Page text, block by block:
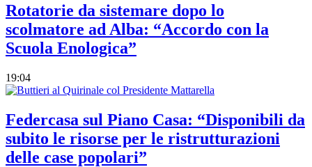
Rotatorie da sistemare dopo lo
scolmatore ad Alba: “Accordo con la
Scuola Enologica”
19:04
Federcasa sul Piano Casa: “Disponibili da
subito le risorse per le ristrutturazioni
delle case popolari”